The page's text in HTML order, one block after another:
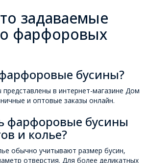
задаваемые
фарфоровых
бусины?
в интернет-магазине Дом
и оптовые заказы онлайн.
фарфоровые бусины
и колье?
обычно учитывают размер бусин,
отверстия. Для более деликатных